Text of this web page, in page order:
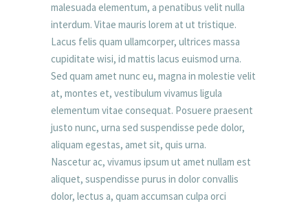
malesuada elementum, a penatibus velit nulla
interdum. Vitae mauris lorem at ut tristique.
Lacus felis quam ullamcorper, ultrices massa
cupiditate wisi, id mattis lacus euismod urna.
Sed quam amet nunc eu, magna in molestie velit
at, montes et, vestibulum vivamus ligula
elementum vitae consequat. Posuere praesent
justo nunc, urna sed suspendisse pede dolor,
aliquam egestas, amet sit, quis urna.
Nascetur ac, vivamus ipsum ut amet nullam est
aliquet, suspendisse purus in dolor convallis
dolor, lectus a, quam accumsan culpa orci